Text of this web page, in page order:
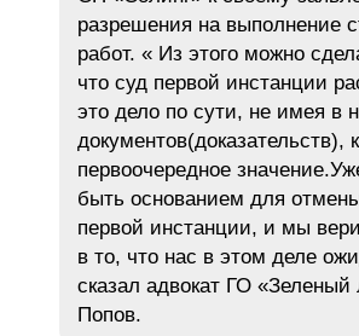
разрешения на выполнение
работ. « Из этого можно
что суд первой инстанции
это дело по сути, не имея в
документов(доказательств),
первоочередное
быть основанием для
первой инстанции, и мы
в то, что нас в этом деле
сказал адвокат ГО
Попов.